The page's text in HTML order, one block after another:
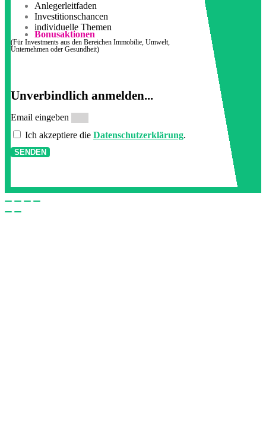
Anlegerleitfaden
Investitionschancen
individuelle Themen
Bonusaktionen
(Für Investments aus den Bereichen Immobilie, Umwelt,
Unternehmen oder Gesundheit)
Unverbindlich anmelden...
Email eingeben
Ich akzeptiere die Datenschutzerklärung.
SENDEN